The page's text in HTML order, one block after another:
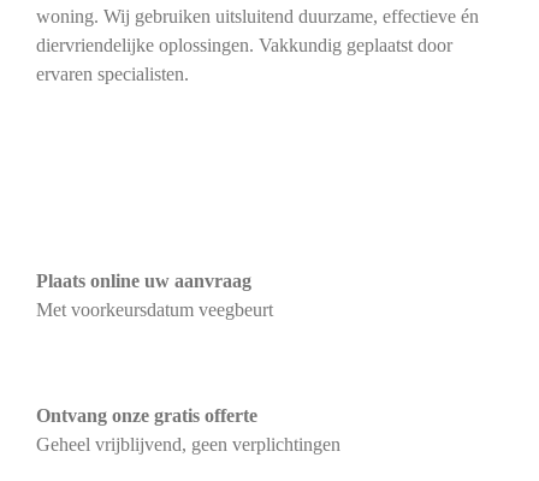
woning. Wij gebruiken uitsluitend duurzame, effectieve én
diervriendelijke oplossingen. Vakkundig geplaatst door
ervaren specialisten.
Plaats online uw aanvraag
Met voorkeursdatum veegbeurt
Ontvang onze gratis offerte
Geheel vrijblijvend, geen verplichtingen